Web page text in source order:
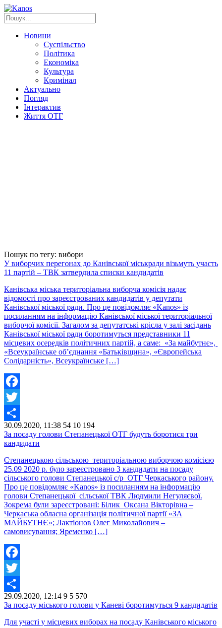
Новини
Суспільство
Політика
Економіка
Культура
Кримінал
Актуально
Погляд
Інтерактив
Життя ОТГ
Пошук по тегу: вибори
У виборчих перегонах до Канівської міськради візьмуть участь
11 партій – ТВК затвердила списки кандидатів
Канівська міська територіальна виборча комісія надає
відомості про зареєстрованих кандидатів у депутати
Канівської міської ради. Про це повідомляє «Kanos» із
посиланням на інформацію Канівської міської територіальної
виборчої комісії. Загалом за депутатські крісла у залі засідань
Канівської міської ради боротимуться представники 11
місцевих осередків політичних партій, а саме: «За майбутнє»,
«Всеукраїнське об’єднання «Батьківщина», «Європейська
Солідарність», Всеукраїнське […]
Facebook
Twitter
Share
30.09.2020, 11:38 54 10 194
За посаду голови Степанецької ОТГ будуть боротися три
кандидати
Степанецькою сільською територіальною виборчою комісією
25.09 2020 р. було зареєстровано 3 кандидати на посаду
сільського голови Степанецької с/р ОТГ Черкаського району.
Про це повідомляє «Kanos» із посиланням на інформацію
голови Степанецької сільської ТВК Людмили Негуляєвої.
Зокрема були зареєстровані: Білик Оксана Вікторівна –
Черкаська обласна організація політичної партії «ЗА
МАЙБУТНЄ»; Лактіонов Олег Миколайович –
самовисування; Яременко […]
Facebook
Twitter
Share
29.09.2020, 12:14 9 5 570
За посаду міського голови у Каневі боротимуться 9 кандидатів
Для участі у місцевих виборах на посаду Канівського міського